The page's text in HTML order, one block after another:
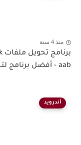
منذ 4 سنة
aab - أفضل برنامج لتحويل...
أندرويد